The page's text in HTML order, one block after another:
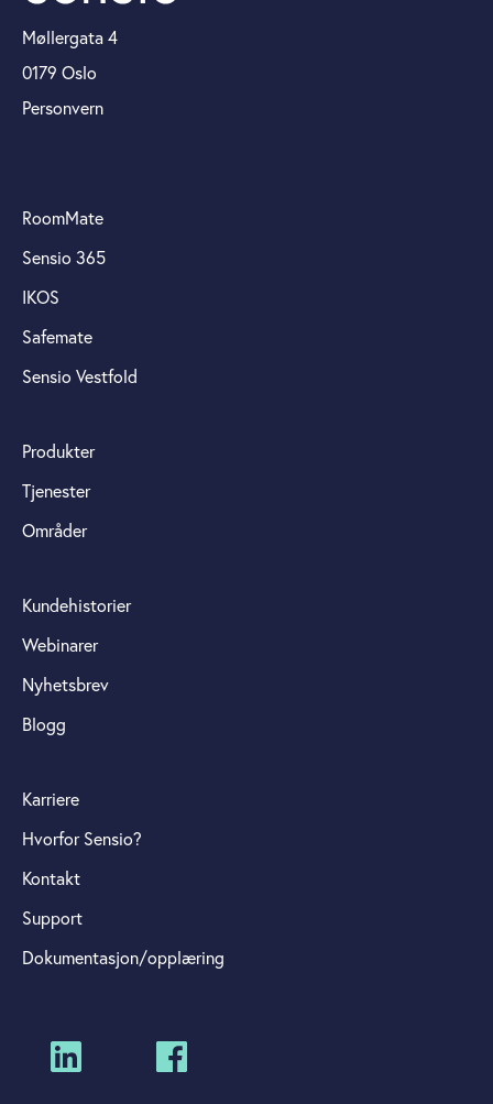
Møllergata 4
0179 Oslo
Personvern
RoomMate
Sensio 365
IKOS
Safemate
Sensio Vestfold
Produkter
Tjenester
Områder
Kundehistorier
Webinarer
Nyhetsbrev
Blogg
Karriere
Hvorfor Sensio?
Kontakt
Support
Dokumentasjon/opplæring